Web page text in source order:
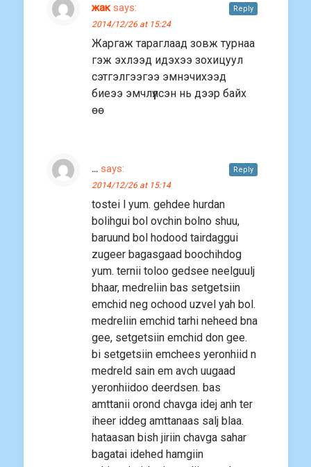
жак says:
2014/12/26 at 15:24
Жаргаж тараглаад зовж турнаа
гэж эхлээд идэхээ зохицуул
сэтгэлгээгээ эмнэчихээд
биеээ эмчлүүлсэн нь дээр байх
өө
Reply
... says:
2014/12/26 at 15:14
tostei l yum. gehdee hurdan
bolihgui bol ovchin bolno shuu,
baruund bol hodood tairdaggui
zugeer bagasgaad boochihdog
yum. ternii toloo gedsee neelguulj
bhaar, medreliin bas setgetsiin
emchid neg ochood uzvel yah bol.
medreliin emchid tarhi neheed bna
gee, setgetsiin emchid don gee.
bi setgetsiin emchees yeronhiid n
medreld sain em avch uugaad
yeronhiidoo deerdsen. bas
amttanii orond chavga idej anh ter
iheer iddeg amttanaas salj blaa.
hataasan bish jiriin chavga sahar
bagatai idehed hamgiin
Reply